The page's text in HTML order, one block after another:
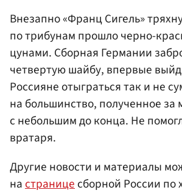
Внезапно «Франц Сигель»
по трибунам прошло черно-
цунами. Сборная Германии
четвертую шайбу, впервые
Россияне отыграться так и не
на большинство, полученное за
с небольшим до конца. Не
вратаря.
Другие новости и материалы
настраницесборной России по